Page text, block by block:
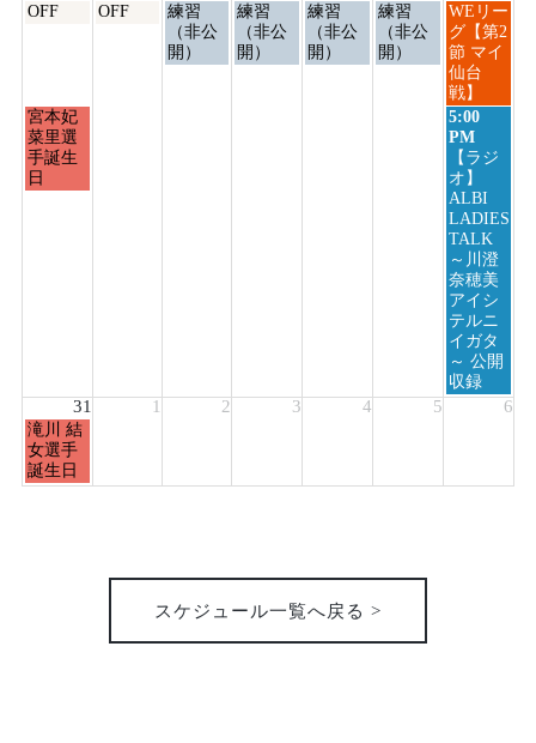
月
24th
2026
OFF
火
OFF
水
曜
日,
練習
（非公
開）
木
曜
日,
練習
（非公
開）
金
曜
日,
練習
（非公
開）
土
曜
日,
練習
（非公
開）
日
曜
日,
8
月
30th
2026
WEリー
グ【第2
節 マイ
仙台
戦】
月
曜
日,
8
宮本妃
菜里選
手誕生
日
日
曜
日,
8
月
30th
2026
5:00
PM
【ラジ
オ】
ALBI
LADIES
TALK
～川澄
奈穂美
アイシ
テルニ
イガタ
～ 公開
収録
31 1 2 3 4 5 6
月
曜
日,
8
滝川 結
女選手
誕生日
スケジュール一覧へ戻る >